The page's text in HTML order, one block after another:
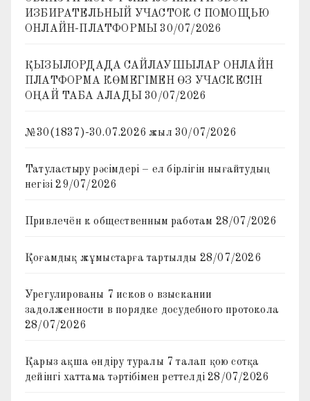
ИЗБИРАТЕЛЬНЫЙ УЧАСТОК С ПОМОЩЬЮ
ОНЛАЙН-ПЛАТФОРМЫ 30/07/2026
ҚЫЗЫЛОРДАДА САЙЛАУШЫЛАР ОНЛАЙН
ПЛАТФОРМА КӨМЕГІМЕН ӨЗ УЧАСКЕСІН
ОҢАЙ ТАБА АЛАДЫ 30/07/2026
№30(1837)-30.07.2026 жыл 30/07/2026
Татуластыру рәсімдері – ел бірлігін нығайтудың
негізі 29/07/2026
Привлечён к общественным работам 28/07/2026
Қоғамдық жұмыстарға тартылды 28/07/2026
Урегулированы 7 исков о взыскании
задолженности в порядке досудебного протокола
28/07/2026
Қарыз ақша өндіру туралы 7 талап қою сотқа
дейінгі хаттама тәртібімен реттелді 28/07/2026